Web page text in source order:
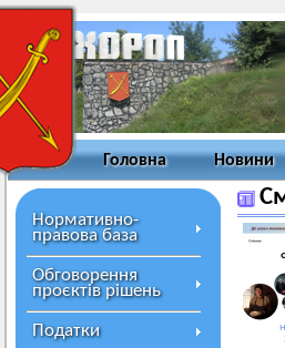
Головна Новини
Нормативно-
правова база
Обговорення
проєктів рішень
Податки